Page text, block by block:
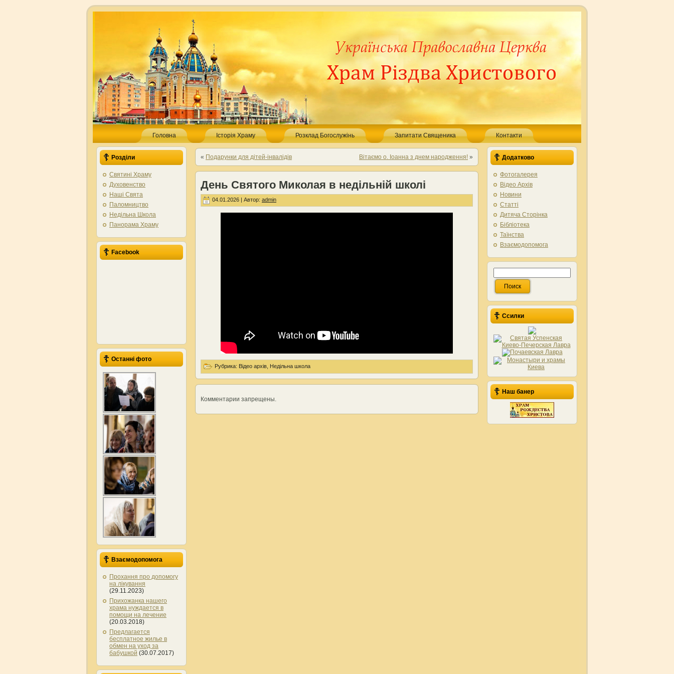
Головна Історія Храму Розклад Богослужінь Запитати Священика Контакти
Розділи
Святині Храму
Духовенство
Наші Свята
Паломництво
Недільна Школа
Панорама Храму
Facebook
Останні фото
Взаємодопомога
Прохання про допомогу
на лікування
(29.11.2023)
Прихожанка нашего
храма нуждается в
помощи на лечение
(20.03.2018)
Предлагается
бесплатное жилье в
обмен на уход за
бабушкой (30.07.2017)
« Подарунки для дітей-інвалідів Вітаємо о. Іоанна з днем народження! »
День Святого Миколая в недільній школі
04.01.2026 | Автор: admin
Рубрика: Відео архів Недільна школа
Комментарии запрещены.
Додатково
Фотогалерея
Відео Архів
Новини
Статті
Дитяча Сторінка
Бібліотека
Таїнства
Взаємодопомога
Ссилки
Наш банер